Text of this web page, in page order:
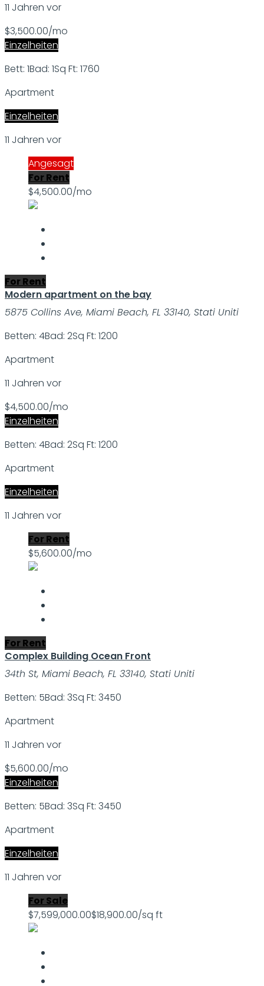
11 Jahren vor
$3,500.00/mo
Einzelheiten
Bett: 1Bad: 1Sq Ft: 1760
Apartment
Einzelheiten
11 Jahren vor
Angesagt
For Rent
$4,500.00/mo
For Rent
Modern apartment on the bay
5875 Collins Ave, Miami Beach, FL 33140, Stati Uniti
Betten: 4Bad: 2Sq Ft: 1200
Apartment
11 Jahren vor
$4,500.00/mo
Einzelheiten
Betten: 4Bad: 2Sq Ft: 1200
Apartment
Einzelheiten
11 Jahren vor
For Rent
$5,600.00/mo
For Rent
Complex Building Ocean Front
34th St, Miami Beach, FL 33140, Stati Uniti
Betten: 5Bad: 3Sq Ft: 3450
Apartment
11 Jahren vor
$5,600.00/mo
Einzelheiten
Betten: 5Bad: 3Sq Ft: 3450
Apartment
Einzelheiten
11 Jahren vor
For Sale
$7,599,000.00$18,900.00/sq ft